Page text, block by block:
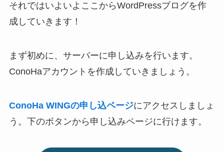
それではいよいよここからWordPressブログを作
成していきます！
まず初めに、サーバーに申し込みを行います。
ConoHaアカウントを作成していきましょう。
ConoHa WINGの申し込ページにアクセスしましょ
う。下のボタンから申し込みページに行けます。